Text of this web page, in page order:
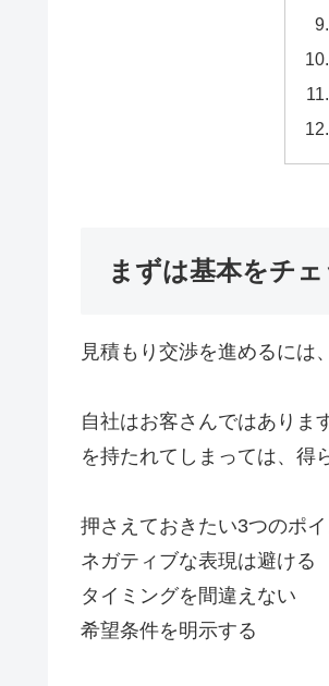
まずは基本をチェ
見積もり交渉を進めるには
自社はお客さんではありま
を持たれてしまっては、得
押さえておきたい3つのポイ
ネガティブな表現は避ける
タイミングを間違えない
希望条件を明示する